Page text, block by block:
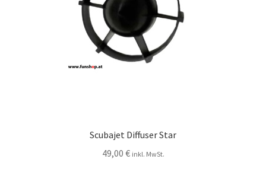
Scubajet Diffuser Star
49,00 € inkl. MwSt.